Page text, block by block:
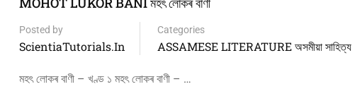
Posted by
ScientiaTutorials.in
Categories
ASSAMESE LITERATURE অসমীয়া সাহিত্য
মহৎ লোকৰ বাণী – খণ্ড ১ মহৎ লোকৰ বাণী – …